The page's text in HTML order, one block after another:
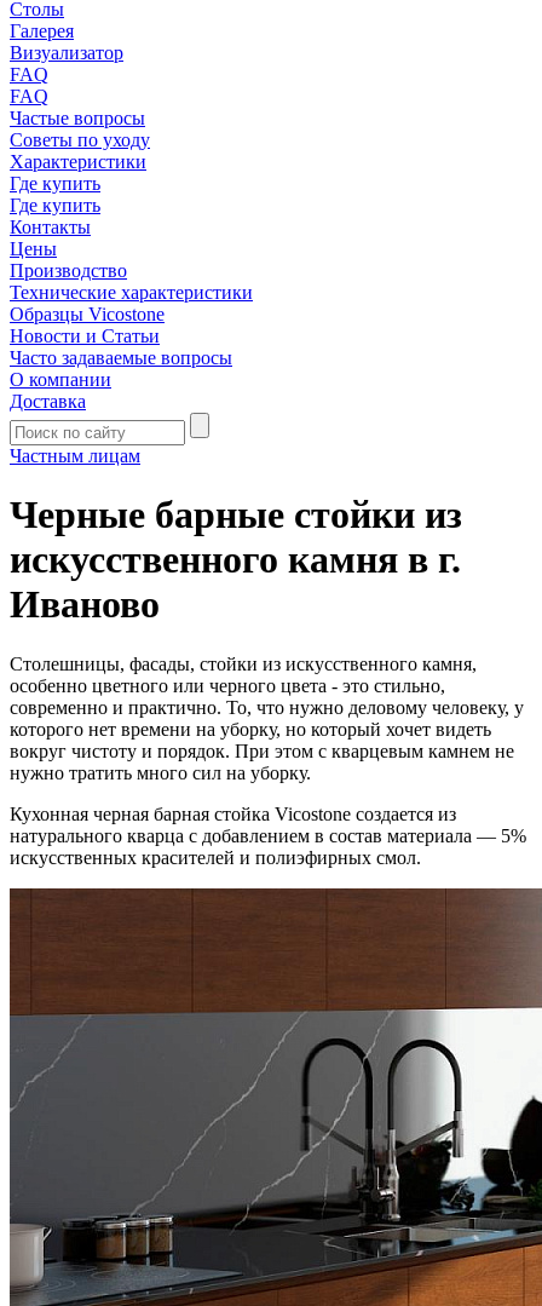
Столы
Галерея
Визуализатор
FAQ
FAQ
Частые вопросы
Советы по уходу
Характеристики
Где купить
Где купить
Контакты
Цены
Производство
Технические характеристики
Образцы Vicostone
Новости и Статьи
Часто задаваемые вопросы
О компании
Доставка
Частным лицам
Черные барные стойки из
искусственного камня в г.
Иваново
Столешницы, фасады, стойки из искусственного камня,
особенно цветного или черного цвета - это стильно,
современно и практично. То, что нужно деловому человеку, у
которого нет времени на уборку, но который хочет видеть
вокруг чистоту и порядок. При этом с кварцевым камнем не
нужно тратить много сил на уборку.
Кухонная черная барная стойка Vicostone создается из
натурального кварца с добавлением в состав материала — 5%
искусственных красителей и полиэфирных смол.